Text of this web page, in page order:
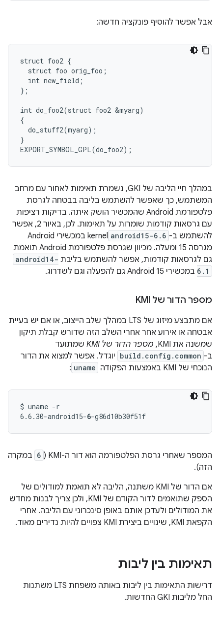
אבל אפשר להוסיף פונקציה חדשה:
struct foo2 {
  struct foo orig_foo;
  int new_field;
};
int do_foo2(struct foo2 &myarg)
{
  do_stuff2(myarg);
}
במהלך חיי הליבה של GKI, נשמרת תאימות לאחור עם מרחב
המשתמש, כך שאפשר להשתמש בליבה בבטחה לגרסת
פלטפורמת Android שהמכשיר הושק איתה. בדיקות רציפות
עם גרסאות קודמות שומרות על תאימות. לכן, באיור 2, אפשר
להשתמש ב- android15-6.6
kernel במכשירי Android
מגרסה 15 ומעלה. מכיוון שגרסת פלטפורמת Android תואמת
גם לגרסאות קודמות, אפשר להשתמש בליבת android14-
6.1 במכשירי Android 15 גם להפעלה וגם לשדרוג.
מספר הדור של KMI
אם מתבצע מיזוג של LTS במהלך שלב הייצוב, או אם יש בעיית
אבטחה או אירוע אחר אחרי השלב הזה שדורש קבלת תיקון
שמשנה את KMI,
מספר הדור של KMI
שמתועד
ב- build.config.common יוגדל. אפשר למצוא את הדור
הנוכחי של KMI באמצעות הפקודה
uname
:
$ uname -r
6.6.30-android15-6
המספר שאחרי גרסת הפלטפורמה הוא דור ה-KMI ( 6 במקרה
הזה).
אם הדור של KMI משתנה, הליבה לא תואמת למודולים של
הספק שתואמים לדור הקודם של KMI, ולכן צריך לבנות מחדש
את המודולים ולעדכן אותם באופן סינכרוני עם הליבה. אחרי
הקפאת KMI, שינויים ביצירת KMI צפויים להיות נדירים מאוד.
תאימות בין ליבות
דרישות התאימות בין ליבות באותה משפחת LTS משתנות
החל מליבות GKI החדשות.